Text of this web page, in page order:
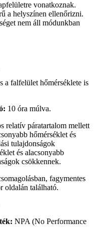
vonatkoznak.
a helyszínen ellenőrizni.
nem áll módunkban
a falfelület hőmérséklete is
10 óra múlva.
relatív páratartalom mellett
hőmérséklet és
tulajdonságok
és alacsonyabb
csökkennek.
fagymentes
oldalán található.
NPA (No Performance